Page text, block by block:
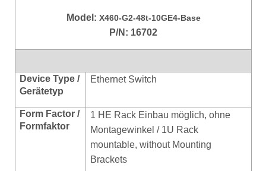
Model: X460-G2-48t-10GE4-Base
P/N: 16702
Device Type /
Gerätetyp
Ethernet Switch
Form Factor /
Formfaktor
1 HE Rack Einbau möglich, ohne
Montagewinkel / 1U Rack
mountable, without Mounting
Brackets